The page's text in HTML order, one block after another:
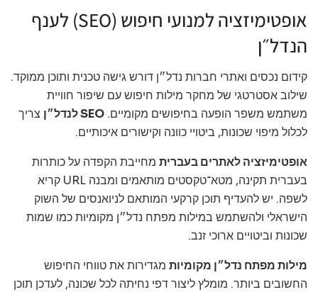
אופטימיזציה למנועי חיפוש (SEO) לענף
הנדל״ן
קידום נכסים ואתרי חברות נדל״ן דורש גישה טכנית ותוכן ממוקד.
שילוב אסטרטגי של מחקר מילות חיפוש עם שיפור חוויית
משתמש משפר הופעה בחיפושים מקומיים. SEO לנדל״ן
צריך
לכלול מיפוי שכונות, ביטויי כוונה וקישורים איכותיים.
אופטימיזציה לאתרים בעברית מחייבת הקפדה על כותרות
בעברית תקינה, מטא־טקסטים מותאמים ומבנה URL קריא
לשפה. יש להעדיף תוכן קרקעי המותאם לניואנסים של השוק
הישראלי ולהשתמש במילות מפתח נדל״ן מקומיות כמו שמות
שכונות וביטויים ארוכי זנב.
מילות מפתח נדל״ן מקומיות מגדירות את טווחי החיפוש
החשובים ביותר. מומלץ ליצור דפי נחיתה לכל שכונה, לעדכן תוכן